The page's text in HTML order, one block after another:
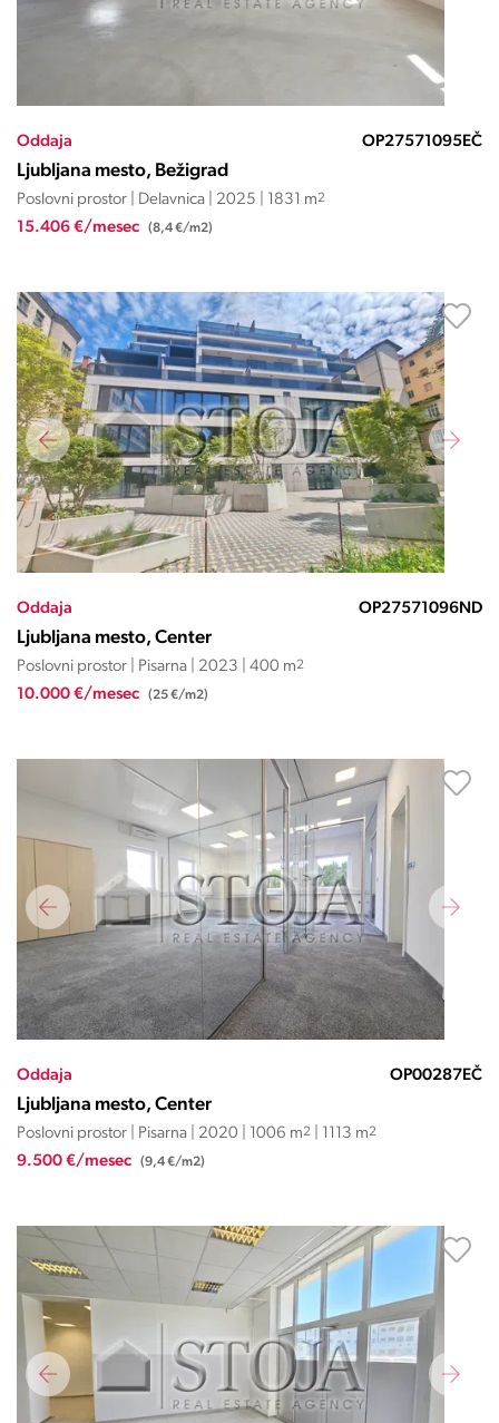
Oddaja OP27571095EČ
Ljubljana mesto, Bežigrad
Poslovni prostor | Delavnica | 2025 | 1831 m2
15.406 €/mesec (8,4 €/m2)
Oddaja OP27571096ND
Ljubljana mesto, Center
Poslovni prostor | Pisarna | 2023 | 400 m2
10.000 €/mesec (25 €/m2)
Oddaja OP00287EČ
Ljubljana mesto, Center
Poslovni prostor | Pisarna | 2020 | 1006 m2 | 1113 m2
9.500 €/mesec (9,4 €/m2)